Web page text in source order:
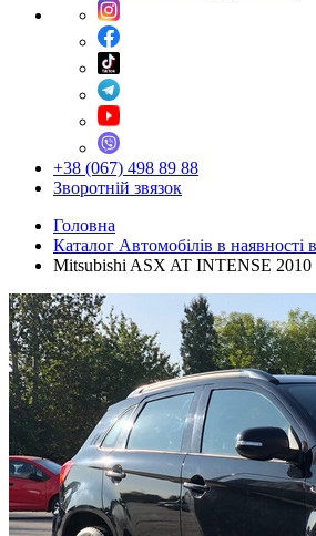
+38 (067) 498 89 88
Зворотній звязок
Головна
Каталог Автомобілів в наявності
Mitsubishi ASX AT INTENSE 2010